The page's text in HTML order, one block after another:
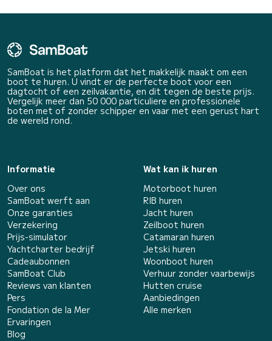
SamBoat is het platform dat het makkelijk maakt om een
boot te huren. U vindt er de perfecte boot voor een
dagtocht of een zeilvakantie, en dit tegen de beste prijs.
Vergelijk meer dan 50 000 particuliere en professionele
boten met of zonder schipper en vaar met een gerust hart
de wereld rond.
Informatie
Over ons
SamBoat werft aan
Onze garanties
Verzekering
Prijs-simulator
Yachtcharter bedrijf
Cadeaubonnen
SamBoat Club
Reviews van klanten
Pers
Fondation de la Mer
Ervaringen
Blog
Wat kan ik huren
Motorboot huren
RIB huren
Jacht huren
Zeilboot huren
Catamaran huren
Jetski huren
Woonboot huren
Verhuur zonder vaarbewijs
Hutten cruise
Aanbiedingen
Alle merken